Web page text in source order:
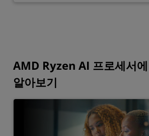
AMD Ryzen AI 프로세서
알아보기